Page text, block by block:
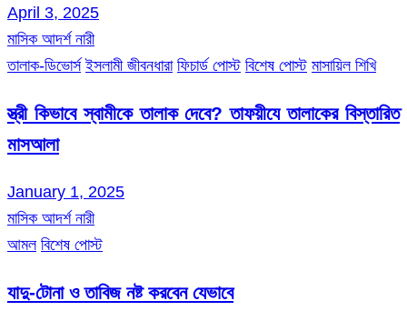
April 3, 2025
মাসিক আদর্শ নারী
তালাক-ডিভোর্স ইসলামী জীবনধারা ফিচার্ড পোস্ট বিশেষ পোস্ট মাসায়িল শিখি
স্ত্রী কিভাবে স্বামীকে তালাক দেবে? তাফয়ীযে তালাকের বিস্তারিত
মাসআলা
January 1, 2025
মাসিক আদর্শ নারী
আমল বিশেষ পোস্ট
যাদু-টোনা ও তাবিজ নষ্ট করবেন যেভাবে